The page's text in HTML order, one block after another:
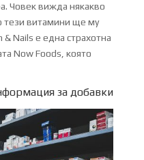
Човек вижда някакво
тези витамини ще му
Nails е една страхотна
Now Foods, която
за добавки